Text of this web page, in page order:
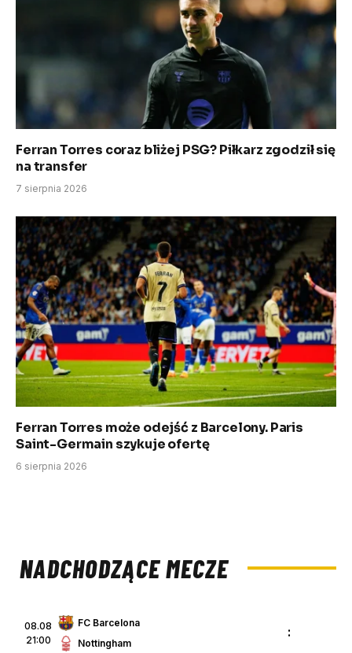
Ferran Torres coraz bliżej PSG? Piłkarz zgodził się
na transfer
7 sierpnia 2026
Ferran Torres może odejść z Barcelony. Paris
Saint-Germain szykuje ofertę
6 sierpnia 2026
NADCHODZĄCE MECZE
08.08
21:00
FC Barcelona
Nottingham
: